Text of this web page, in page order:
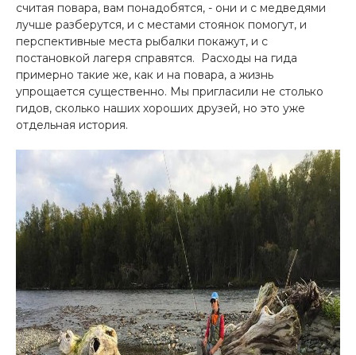
считая повара, вам понадобятся, - они и с медведями
лучше разберутся, и с местами стоянок помогут, и
перспективные места рыбалки покажут, и с
постановкой лагеря справятся. Расходы на гида
примерно такие же, как и на повара, а жизнь
упрощается существенно. Мы пригласили не столько
гидов, сколько наших хороших друзей, но это уже
отдельная история.